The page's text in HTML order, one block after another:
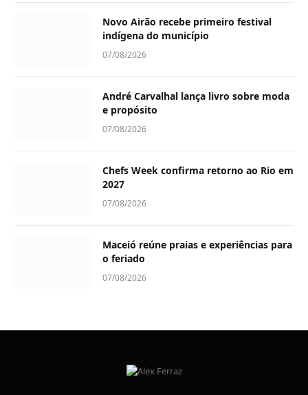
Novo Airão recebe primeiro festival
indígena do município
07/08/2026
André Carvalhal lança livro sobre moda
e propósito
07/08/2026
Chefs Week confirma retorno ao Rio em
2027
07/08/2026
Maceió reúne praias e experiências para
o feriado
07/08/2026